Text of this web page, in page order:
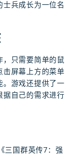
兵成长为一位名
只需要简单的鼠
击屏幕上方的菜单
。游戏还提供了一
据自己的需求进行
三国群英传7：强